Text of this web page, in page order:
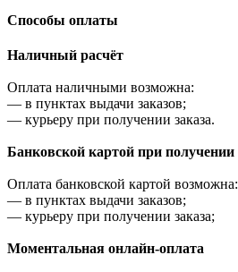
Cпособы оплаты
Наличный расчёт
Оплата наличными возможна:
— в пунктах выдачи заказов;
— курьеру при получении заказа.
Банковской картой при получении
Оплата банковской картой возможна:
— в пунктах выдачи заказов;
— курьеру при получении заказа;
Моментальная онлайн-оплата